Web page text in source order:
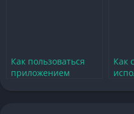
Как пользоваться
приложением
Как